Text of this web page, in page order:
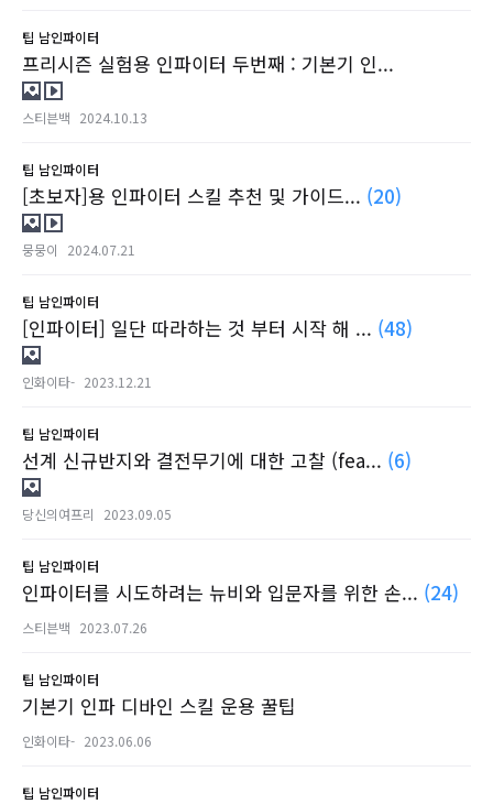
팁 남인파이터
프리시즌 실험용 인파이터 두번째 : 기본기 인...
스티븐백 2024.10.13
팁 남인파이터
[초보자]용 인파이터 스킬 추천 및 가이드... (20)
뭉뭉이 2024.07.21
팁 남인파이터
[인파이터] 일단 따라하는 것 부터 시작 해 ... (48)
인화이타- 2023.12.21
팁 남인파이터
선계 신규반지와 결전무기에 대한 고찰 (fea... (6)
당신의여프리 2023.09.05
팁 남인파이터
인파이터를 시도하려는 뉴비와 입문자를 위한 손... (24)
스티븐백 2023.07.26
팁 남인파이터
기본기 인파 디바인 스킬 운용 꿀팁
인화이타- 2023.06.06
팁 남인파이터